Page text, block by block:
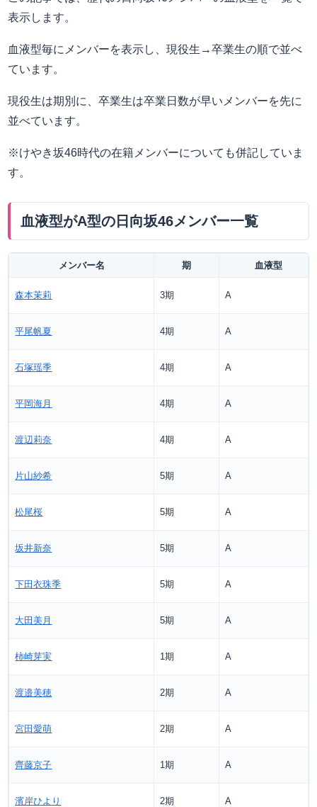
表示します。
血液型毎にメンバーを表示し、現役生→卒業生の順で並べ
ています。
現役生は期別に、卒業生は卒業日数が早いメンバーを先に
並べています。
※けやき坂46時代の在籍メンバーについても併記していま
す。
血液型がA型の日向坂46メンバー一覧
メンバー名 期 血液型
森本茉莉 3期 A
平尾帆夏 4期 A
石塚瑶季 4期 A
平岡海月 4期 A
渡辺莉奈 4期 A
片山紗希 5期 A
松尾桜 5期 A
坂井新奈 5期 A
下田衣珠季 5期 A
大田美月 5期 A
柿崎芽実 1期 A
渡邉美穂 2期 A
宮田愛萌 2期 A
齊藤京子 1期 A
濱岸ひより 2期 A